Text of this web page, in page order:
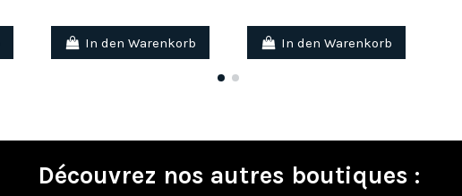
In den Warenkorb In den Warenkorb
Découvrez nos autres boutiques :